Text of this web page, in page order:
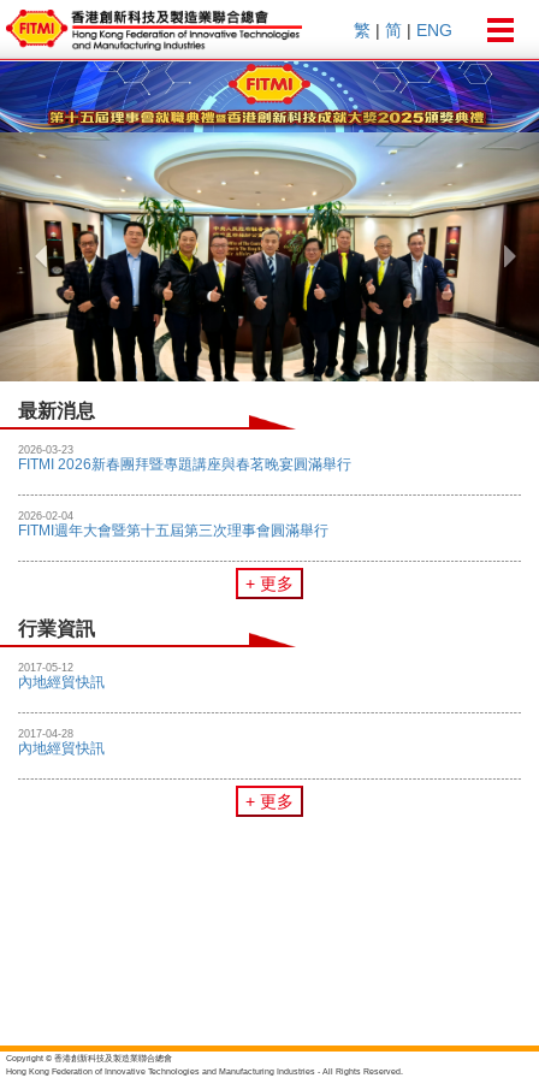
繁 | 简 | ENG
Previous
最新消息
2026-03-23
FITMI 2026新春團拜暨專題講座與春茗晚宴圓滿舉行
2026-02-04
FITMI週年大會暨第十五屆第三次理事會圓滿舉行
+ 更多
行業資訊
2017-05-12
內地經貿快訊
2017-04-28
內地經貿快訊
+ 更多
Copyright © 香港創新科技及製造業聯合總會
Hong Kong Federation of Innovative Technologies and Manufacturing Industries - All Rights Reserved.